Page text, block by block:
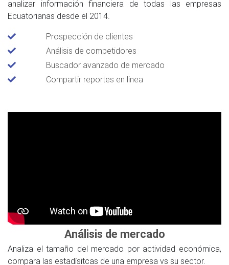
analizar información financiera de todas las empresas
Ecuatorianas desde el 2014.
Prospección de clientes
Análisis de competidores
Buscador avanzado de mercado
Compartir reportes en linea
Análisis de mercado
Analiza el tamaño del mercado por actividad económica,
compara las estadísitcas de una empresa vs su sector.